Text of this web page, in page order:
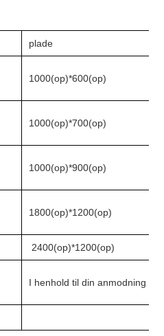
plade
1000(op)*600(op)
1000(op)*700(op)
1000(op)*900(op)
1800(op)*1200(op)
2400(op)*1200(op)
I henhold til din anmodning